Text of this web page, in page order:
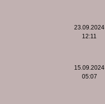
23.09.2024
12:11
15.09.2024
05:07